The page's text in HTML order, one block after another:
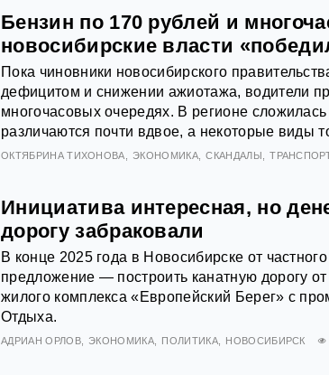
Бензин по 170 рублей и
новосибирские власти
Пока чиновники новосибирского
дефицитом и снижении ажиотажа, водители
многочасовых очередях. В регионе
различаются почти вдвое, а некоторые виды
ОКТЯБРИНА ТИХОНОВА ЭКОНОМИКА СКАНДАЛЫ
Инициатива интересная, но
дорогу забраковали
В конце 2025 года в Новосибирске от
предложение — построить канатную дорогу
жилого комплекса «Европейский Берег» с
Отдыха.
АДРИАН ОРЛОВ ЭКОНОМИКА ПОЛИТИКА НОВОСИБИРСК